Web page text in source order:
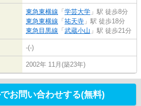
東急東横線 「 学芸大学 」駅 徒歩8分
東急東横線 「 祐天寺 」駅 徒歩18分
東急目黒線 「 武蔵小山 」駅 徒歩21分
-(-)
2002年 11月(築23年)
お問い合わせする(無料)